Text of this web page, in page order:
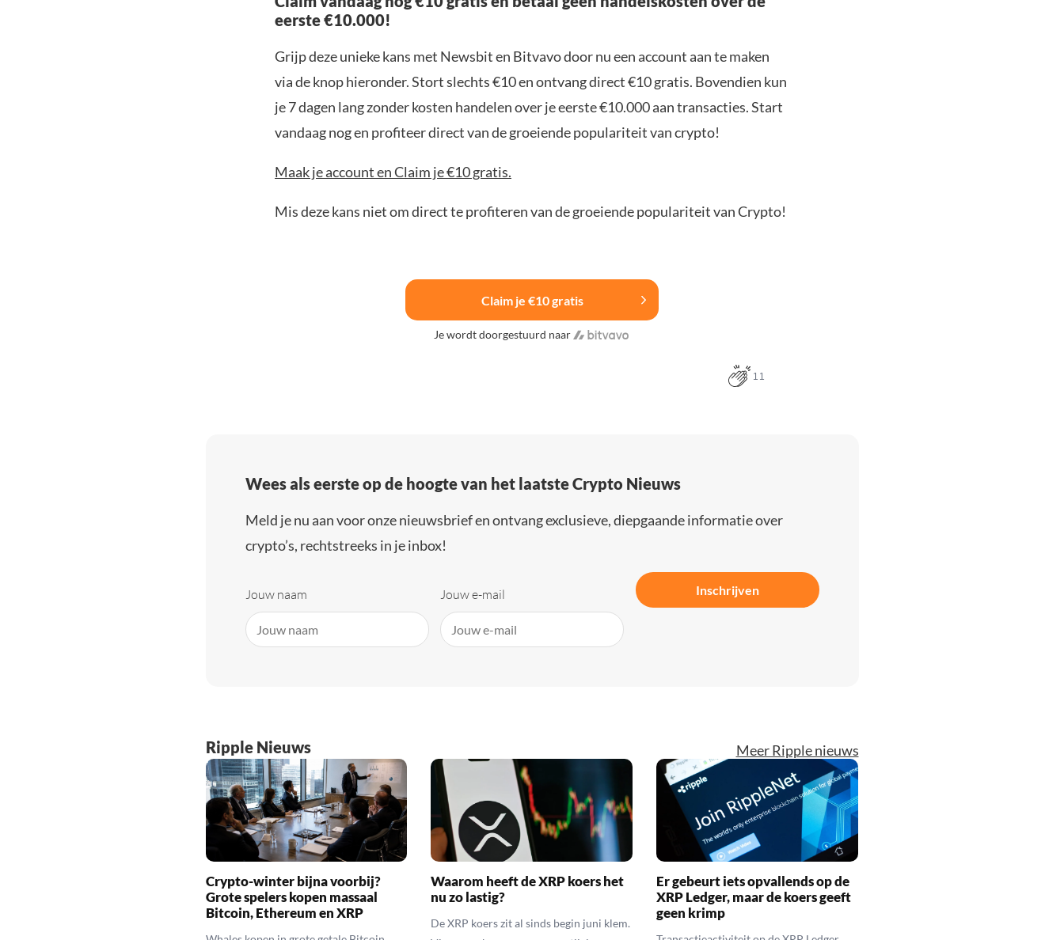
eerste €10.000!
Grijp deze unieke kans met Newsbit en Bitvavo door nu een account aan te maken
via de knop hieronder. Stort slechts €10 en ontvang direct €10 gratis. Bovendien kun
je 7 dagen lang zonder kosten handelen over je eerste €10.000 aan transacties. Start
vandaag nog en profiteer direct van de groeiende populariteit van crypto!
Maak je account en Claim je €10 gratis.
Mis deze kans niet om direct te profiteren van de groeiende populariteit van Crypto!
Claim je €10 gratis
Je wordt doorgestuurd naar
11
Wees als eerste op de hoogte van het laatste Crypto Nieuws
Meld je nu aan voor onze nieuwsbrief en ontvang exclusieve, diepgaande informatie over
crypto’s, rechtstreeks in je inbox!
Jouw naam Jouw e-mail Inschrijven
Ripple Nieuws Meer Ripple nieuws
Crypto-winter bijna voorbij?
Grote spelers kopen massaal
Bitcoin, Ethereum en XRP
Waarom heeft de XRP koers het
nu zo lastig?
De XRP koers zit al sinds begin juni klem.
Er gebeurt iets opvallends op de
XRP Ledger, maar de koers geeft
geen krimp